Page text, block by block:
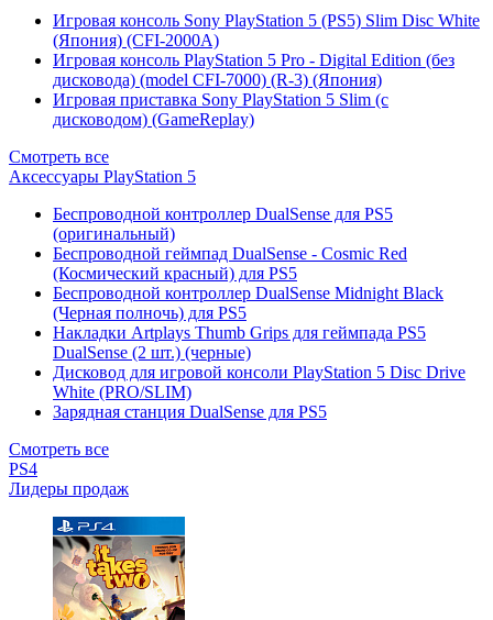
Игровая консоль Sony PlayStation 5 (PS5) Slim Disc White
(Япония) (CFI-2000A)
Игровая консоль PlayStation 5 Pro - Digital Edition (без
дисковода) (model CFI-7000) (R-3) (Япония)
Игровая приставка Sony PlayStation 5 Slim (с
дисководом) (GameReplay)
Смотреть все
Аксессуары PlayStation 5
Беспроводной контроллер DualSense для PS5
(оригинальный)
Беспроводной геймпад DualSense - Cosmic Red
(Космический красный) для PS5
Беспроводной контроллер DualSense Midnight Black
(Черная полночь) для PS5
Накладки Artplays Thumb Grips для геймпада PS5
DualSense (2 шт.) (черные)
Дисковод для игровой консоли PlayStation 5 Disc Drive
White (PRO/SLIM)
Зарядная станция DualSense для PS5
Смотреть все
PS4
Лидеры продаж